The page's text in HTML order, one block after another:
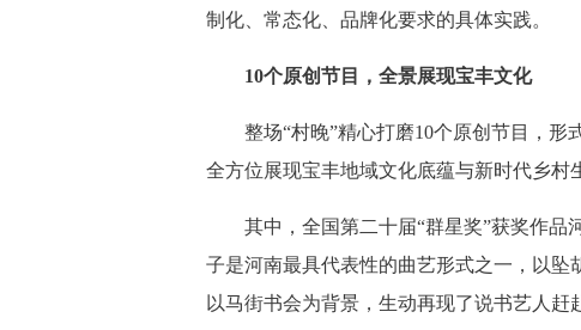
制化、常态化、品牌化要求的具体实践。
10个原创节目，全景展现宝丰文化
整场“村晚”精心打磨10个原创节目，形
全方位展现宝丰地域文化底蕴与新时代乡村
其中，全国第二十届“群星奖”获奖作品
子是河南最具代表性的曲艺形式之一，以坠
以马街书会为背景，生动再现了说书艺人赶